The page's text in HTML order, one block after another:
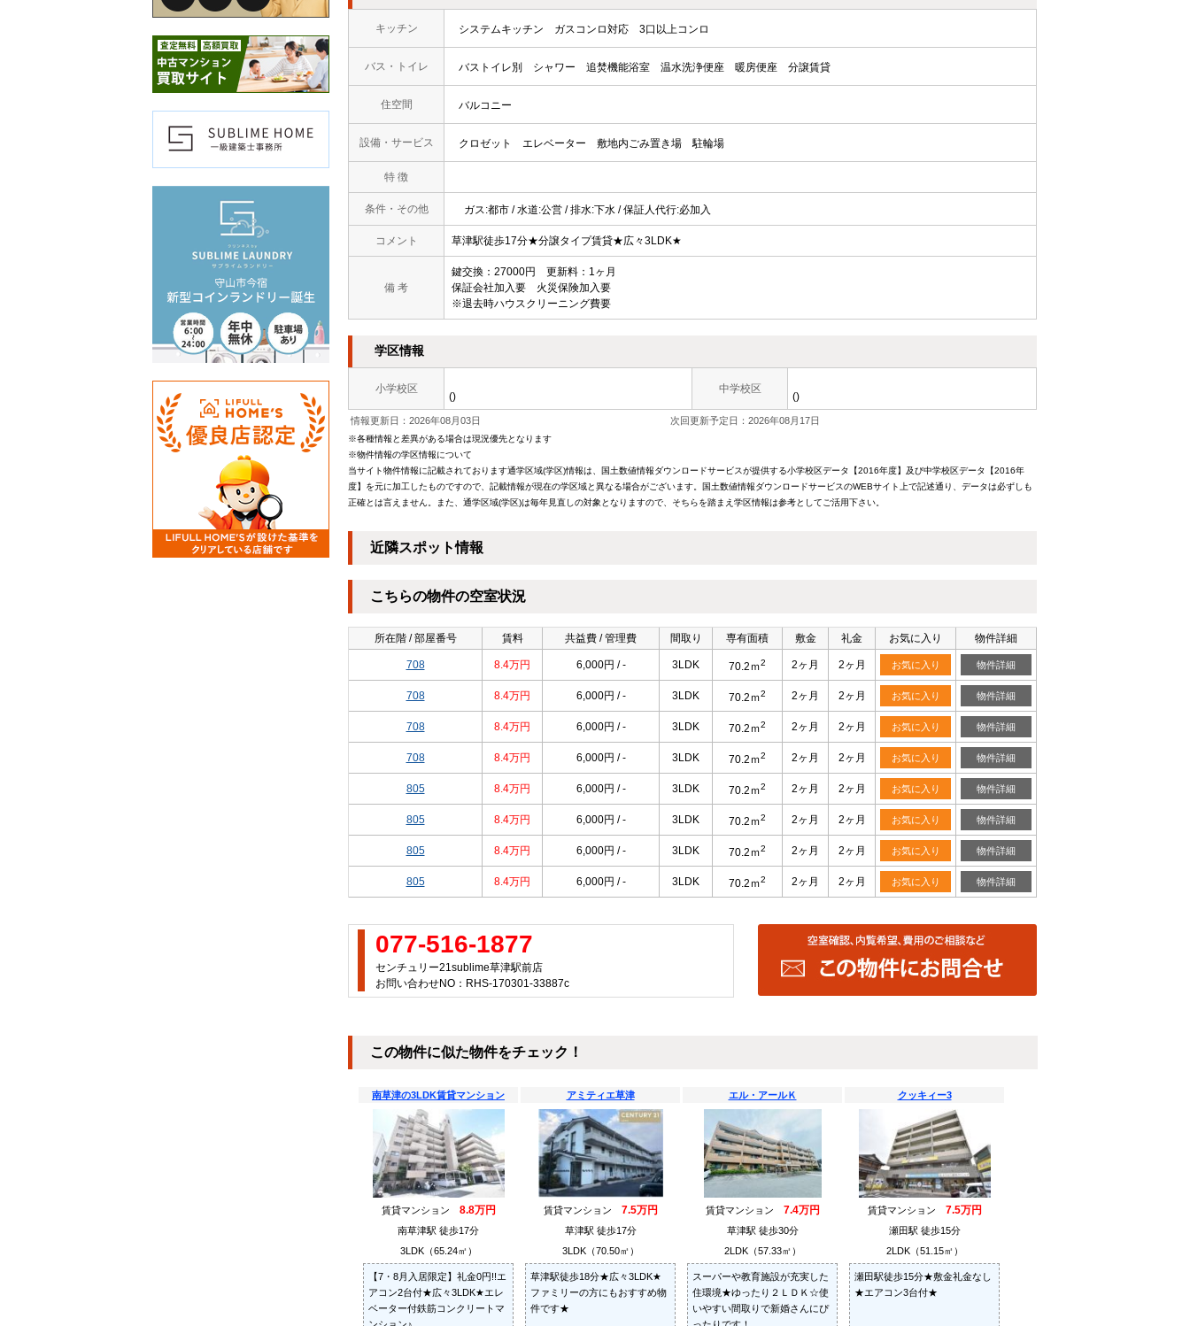
キッチン システムキッチン ガスコンロ対応 3口以上コンロ
バス・トイレ バストイレ別 シャワー 追焚機能浴室 温水洗浄便座 暖房便座 分譲賃貸
住空間 バルコニー
設備・サービス クロゼット エレベーター 敷地内ごみ置き場 駐輪場
特 徴
条件・その他 ガス:都市 / 水道:公営 / 排水:下水 / 保証人代行:必加入
コメント 草津駅徒歩17分★分譲タイプ賃貸★広々3LDK★
備 考
鍵交換：27000円 更新料：1ヶ月
保証会社加入要 火災保険加入要
※退去時ハウスクリーニング費要
学区情報
小学校区
()
中学校区
()
情報更新日：2026年08月03日 次回更新予定日：2026年08月17日
※各種情報と差異がある場合は現況優先となります
※物件情報の学区情報について
当サイト物件情報に記載されております通学区域(学区)情報は、国土数値情報ダウンロードサービスが提供する小学校区データ【2016年度】及び中学校区データ【2016年
度】を元に加工したものですので、記載情報が現在の学区域と異なる場合がございます。国土数値情報ダウンロードサービスのWEBサイト上で記述通り、データは必ずしも
正確とは言えません。また、通学区域(学区)は毎年見直しの対象となりますので、そちらを踏まえ学区情報は参考としてご活用下さい。
近隣スポット情報
こちらの物件の空室状況
所在階 / 部屋番号 賃料 共益費 / 管理費 間取り 専有面積 敷金 礼金 お気に入り 物件詳細
708 8.4万円 6,000円 / - 3LDK 70.2ｍ2 2ヶ月 2ヶ月 お気に入り 物件詳細
708 8.4万円 6,000円 / - 3LDK 70.2ｍ2 2ヶ月 2ヶ月 お気に入り 物件詳細
708 8.4万円 6,000円 / - 3LDK 70.2ｍ2 2ヶ月 2ヶ月 お気に入り 物件詳細
708 8.4万円 6,000円 / - 3LDK 70.2ｍ2 2ヶ月 2ヶ月 お気に入り 物件詳細
805 8.4万円 6,000円 / - 3LDK 70.2ｍ2 2ヶ月 2ヶ月 お気に入り 物件詳細
805 8.4万円 6,000円 / - 3LDK 70.2ｍ2 2ヶ月 2ヶ月 お気に入り 物件詳細
805 8.4万円 6,000円 / - 3LDK 70.2ｍ2 2ヶ月 2ヶ月 お気に入り 物件詳細
805 8.4万円 6,000円 / - 3LDK 70.2ｍ2 2ヶ月 2ヶ月 お気に入り 物件詳細
077-516-1877
センチュリー21sublime草津駅前店
お問い合わせNO：RHS-170301-33887c
この物件に似た物件をチェック！
南草津の3LDK賃貸マンション
賃貸マンション 8.8万円
南草津駅 徒歩17分
3LDK（65.24㎡）
【7・8月入居限定】礼金0円!!エ
アコン2台付★広々3LDK★エレ
ベーター付鉄筋コンクリートマ
アミティエ草津
賃貸マンション 7.5万円
草津駅 徒歩17分
3LDK（70.50㎡）
草津駅徒歩18分★広々3LDK★
ファミリーの方にもおすすめ物
件です★
エル・アールＫ
賃貸マンション 7.4万円
草津駅 徒歩30分
2LDK（57.33㎡）
スーパーや教育施設が充実した
住環境★ゆったり２ＬＤＫ☆使
いやすい間取りで新婚さんにぴ
クッキィー3
賃貸マンション 7.5万円
瀬田駅 徒歩15分
2LDK（51.15㎡）
瀬田駅徒歩15分★敷金礼金なし
★エアコン3台付★